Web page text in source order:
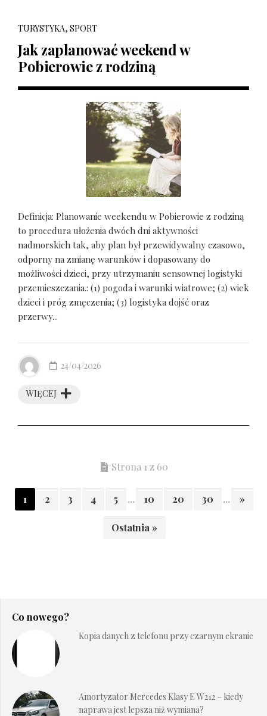
TURYSTYKA, SPORT
Jak zaplanować weekend w
Pobierowie z rodziną
Definicja: Planowanie weekendu w Pobierowie z rodziną
to procedura ułożenia dwóch dni aktywności
nadmorskich tak, aby plan był przewidywalny czasowo,
odporny na zmianę warunków i dopasowany do
możliwości dzieci, przy utrzymaniu sensownej logistyki
przemieszczania.: (1) pogoda i warunki wiatrowe; (2) wiek
dzieci i próg zmęczenia; (3) logistyka dojść oraz
przerwy...
WIĘCEJ
24/04/2026
Strona 1 z 60
1 2 3 4 5 ... 10 20 30 ... »
Ostatnia »
Co nowego?
Kopia danych z telefonu przy czarnym ekranie
Amortyzator Mercedes Klasy E W212 – kiedy
naprawa jest lepsza niż wymiana?